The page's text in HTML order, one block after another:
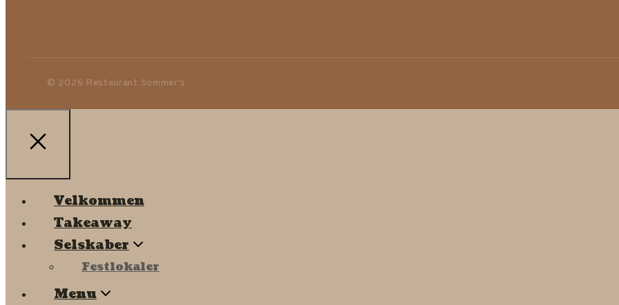
© 2026 Restaurant Sommer's
Velkommen
Takeaway
Selskaber
Festlokaler
Menu